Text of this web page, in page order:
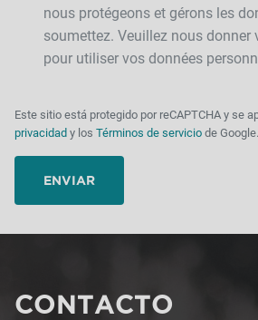
nous protégeons et gérons les
soumettez. Veuillez nous donner
pour utiliser vos données
Este sitio está protegido por reCAPTCHA y se
privacidady los Términos de serviciode Google.
CONTACTO